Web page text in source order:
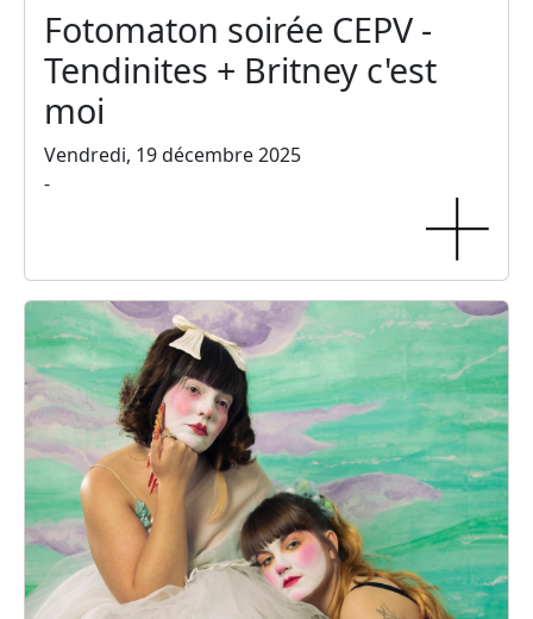
Fotomaton soirée CEPV -
Tendinites + Britney c'est
moi
Vendredi, 19 décembre 2025
-